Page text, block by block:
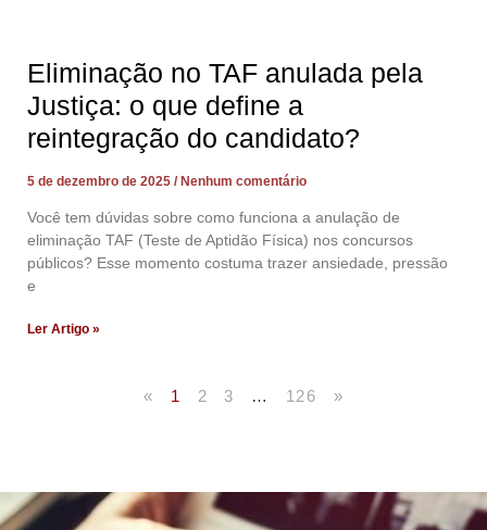
Eliminação no TAF anulada pela
Justiça: o que define a
reintegração do candidato?
5 de dezembro de 2025 Nenhum comentário
Você tem dúvidas sobre como funciona a anulação de
eliminação TAF (Teste de Aptidão Física) nos concursos
públicos? Esse momento costuma trazer ansiedade, pressão
e
Ler Artigo »
« 1 2 3 … 126 »